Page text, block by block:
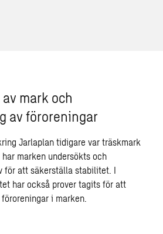
mark och
av föroreningar
Jarlaplan tidigare var träskmark
marken undersökts och
för att säkerställa stabilitet. I
har också prover tagits för att
föroreningar i marken.